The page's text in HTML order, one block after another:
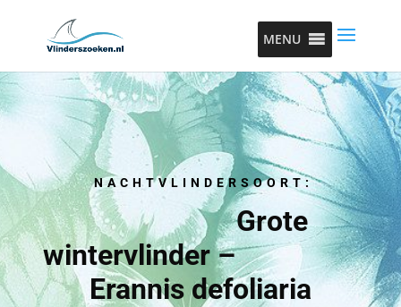
MENU
NACHTVLINDERSOORT:
Grote
wintervlinder –
Erannis defoliaria